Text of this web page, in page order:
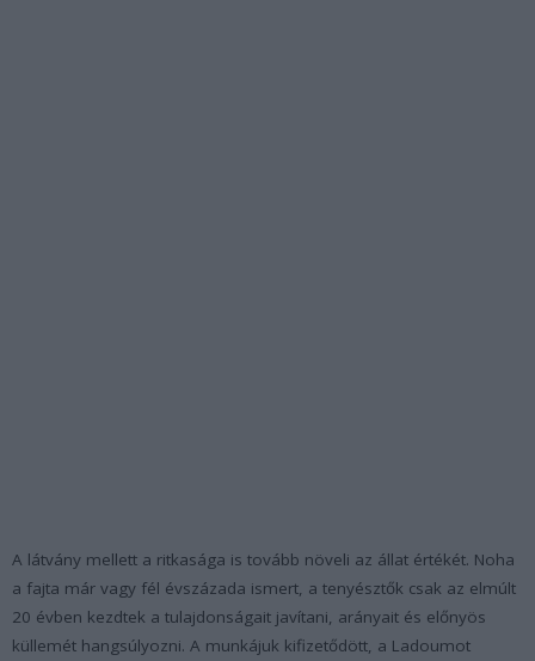
A látvány mellett a ritkasága is tovább növeli az állat értékét. Noha
a fajta már vagy fél évszázada ismert, a tenyésztők csak az elmúlt
20 évben kezdtek a tulajdonságait javítani, arányait és előnyös
küllemét hangsúlyozni. A munkájuk kifizetődött, a Ladoumot